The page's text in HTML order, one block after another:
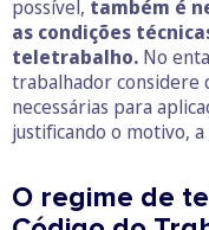
possível, também é
as condições
teletrabalho. No
trabalhador considere
necessárias para
justificando o motivo,
O regime de